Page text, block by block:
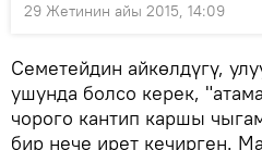
29 Жетинин айы 2015, 14:09
Семетейдин айкөлдүгү,
ушунда болсо керек,
чорого кантип каршы
бир нече ирет кечирген.